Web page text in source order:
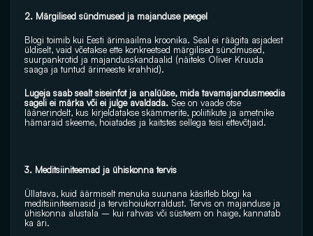
2. Märgilised sündmused ja majanduse peegel
Blogi toimib kui Eesti ärimaailma kroonika. Seal ei räägita asjadest
üldiselt, vaid võetakse ette konkreetsed märgilised sündmused,
suurpankrotid ja majandusskandaalid (näiteks Oliver Kruuda
saaga ja tuntud ärimeeste krahhid).
Lugeja saab sealt siseinfot ja analüüse, mida tavamajandusmeedia
sageli ei märka või ei julge avaldada. See on vaade otse
läänerindelt, kus kirjeldatakse skämmerite, poliitikute ja ametnike
hämaraid skeeme, hoiatades ja kaitstes sellega teisi ettevõtjaid.
3. Meditsiiniteemad ja ühiskonna tervis
Üllatava, kuid äärmiselt menuka suunana käsitleb blogi ka
meditsiiniteemasid ja tervishoiukorraldust. Tervis on majanduse ja
ühiskonna alustala – kui rahvas või süsteem on haige, kannatab
ka äri.